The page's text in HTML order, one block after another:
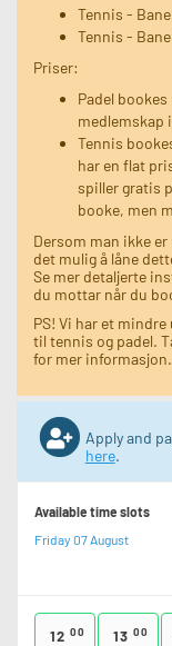
Tennis -
Tennis -
Priser:
Padel
medlemskap
Tennis
har en flat
spiller gratis
booke, men
Dersom man ikke
det mulig å låne
Se mer detaljerte
du mottar når du
PS! Vi har et
til tennis og padel.
for mer informasjon.
Apply and
here.
Available time slots
Friday 07 August
12 00 13 00